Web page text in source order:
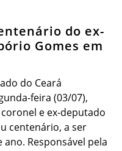
do ex-
Gomes em
do Ceará
feira (03/07),
e ex-deputado
centenário, a ser
Responsável pela